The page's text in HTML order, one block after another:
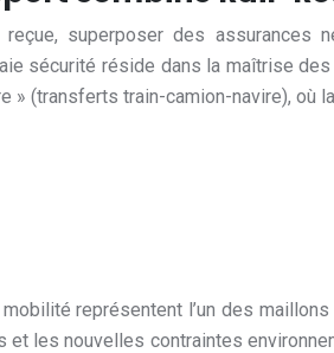
superposer des assurances
sécurité réside dans la maîtrise
» (transferts train-camion-navire), où
représentent l’un des
et les nouvelles contraintes